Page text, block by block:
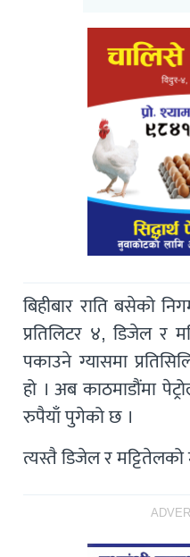
बिहीबार राति बसेको
प्रतिलिटर ४, डिजेल र
पकाउने ग्यासमा
हो । अब काठमाडौंमा
रुपैयाँ पुगेको छ ।
त्यस्तै डिजेल र